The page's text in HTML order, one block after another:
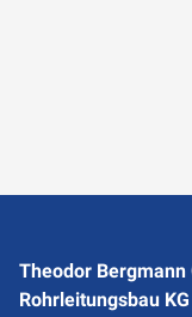
Theodor Bergmann
Rohrleitungsbau KG